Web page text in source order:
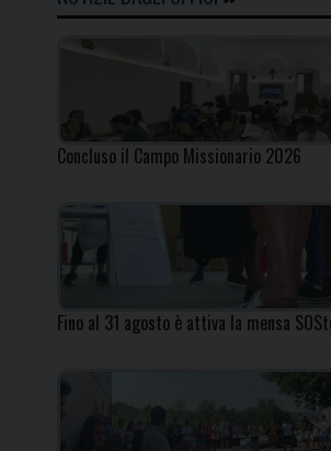
Concluso il Campo Missionario 2026
Fino al 31 agosto è attiva la mensa